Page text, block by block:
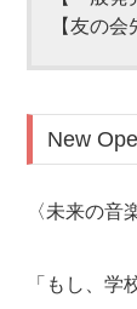
【友の
New
〈未来の音
「もし、